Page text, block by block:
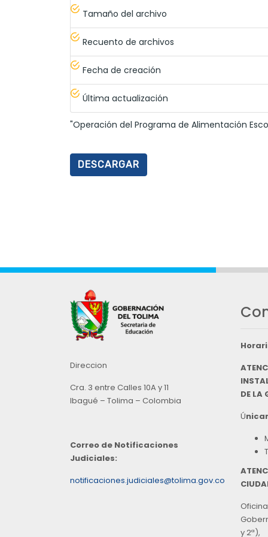
Tamaño del archivo
Recuento de archivos
Fecha de creación
Última actualización
"Operación del Programa de Alimentación
DESCARGAR
Direccion
Cra. 3 entre Calles 10A y 11
Ibagué – Tolima – Colombia
Correo de Notificaciones
Judiciales:
notificaciones.judiciales@tolima.gov.co
DE LA
Ú
y 2ª),